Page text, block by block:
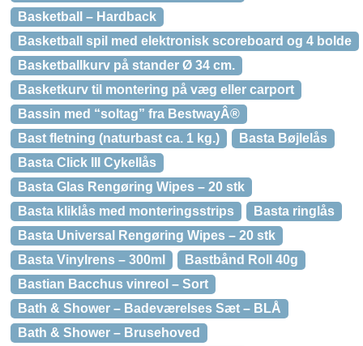
Basketball – Hardback
Basketball spil med elektronisk scoreboard og 4 bolde
Basketballkurv på stander Ø 34 cm.
Basketkurv til montering på væg eller carport
Bassin med “soltag” fra BestwayÂ®
Bast fletning (naturbast ca. 1 kg.)
Basta Bøjlelås
Basta Click III Cykellås
Basta Glas Rengøring Wipes – 20 stk
Basta kliklås med monteringsstrips
Basta ringlås
Basta Universal Rengøring Wipes – 20 stk
Basta Vinylrens – 300ml
Bastbånd Roll 40g
Bastian Bacchus vinreol – Sort
Bath & Shower – Badeværelses Sæt – BLÅ
Bath & Shower – Brusehoved